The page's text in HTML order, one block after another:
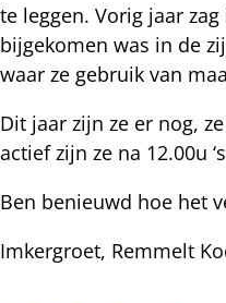
te leggen. Vorig jaar
bijgekomen was in de
waar ze gebruik van
Dit jaar zijn ze er nog,
actief zijn ze na 12.00u
Ben benieuwd hoe het
Imkergroet, Remmelt